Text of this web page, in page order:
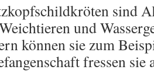
sind
und
können sie zum
fressen sie